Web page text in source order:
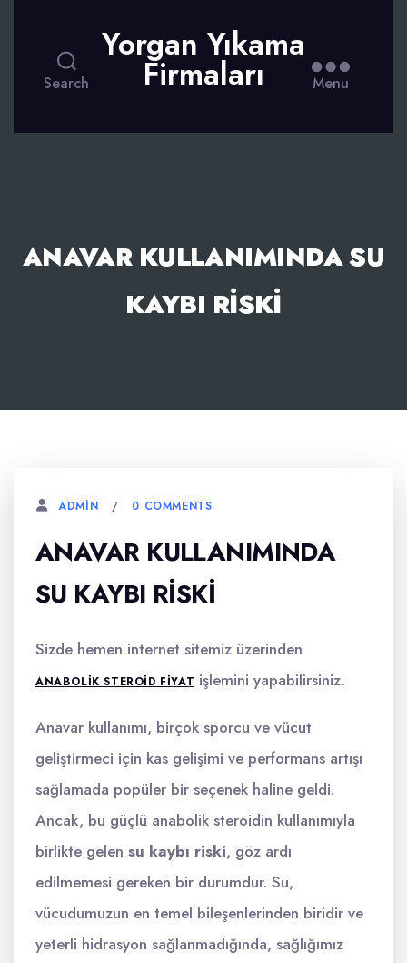
Search
Yorgan Yıkama
Firmaları Menu
ANAVAR KULLANIMINDA SU
KAYBI RISKI
ADMIN 0 COMMENTS
ANAVAR KULLANIMINDA
SU KAYBI RISKI
Sizde hemen internet sitemiz üzerinden
ANABOLIK STEROID FIYAT işlemini yapabilirsiniz.
Anavar kullanımı, birçok sporcu ve vücut
geliştirmeci için kas gelişimi ve performans artışı
sağlamada popüler bir seçenek haline geldi.
Ancak, bu güçlü anabolik steroidin kullanımıyla
birlikte gelen su kaybı riski, göz ardı
edilmemesi gereken bir durumdur. Su,
vücudumuzun en temel bileşenlerinden biridir ve
yeterli hidrasyon sağlanmadığında, sağlığımız